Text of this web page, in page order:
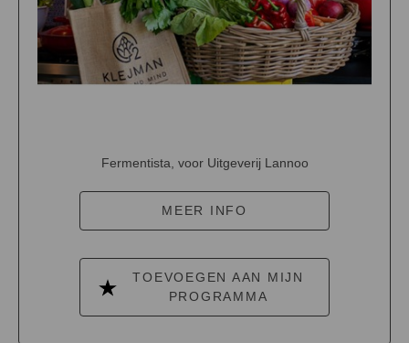
Fermentista, voor Uitgeverij Lannoo
MEER INFO
TOEVOEGEN AAN MIJN
PROGRAMMA